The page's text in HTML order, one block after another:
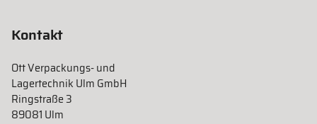
Kontakt
Ott Verpackungs- und
Lagertechnik Ulm GmbH
Ringstraße 3
89081 Ulm